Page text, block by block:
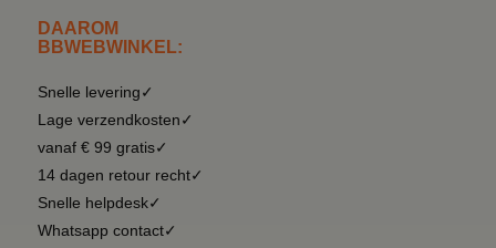
DAAROM
BBWEBWINKEL:
Snelle levering✓
Lage verzendkosten✓
vanaf € 99 gratis✓
14 dagen retour recht✓
Snelle helpdesk✓
Whatsapp contact✓